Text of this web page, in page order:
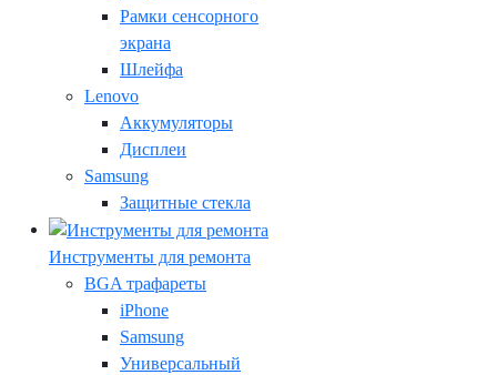
Рамки сенсорного
экрана
Шлейфа
Lenovo
Аккумуляторы
Дисплеи
Samsung
Защитные стекла
Инструменты для ремонта
BGA трафареты
iPhone
Samsung
Универсальный